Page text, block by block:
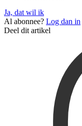
Ja, dat wil ik
Al abonnee? Log dan in
Deel dit artikel